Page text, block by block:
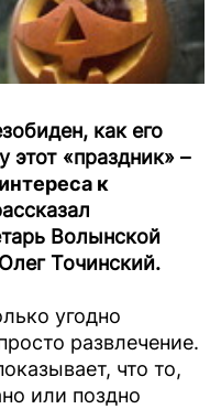
как его
этот «праздник» –
к
Волынской
Точинский.
угодно
развлечение.
что то,
или поздно